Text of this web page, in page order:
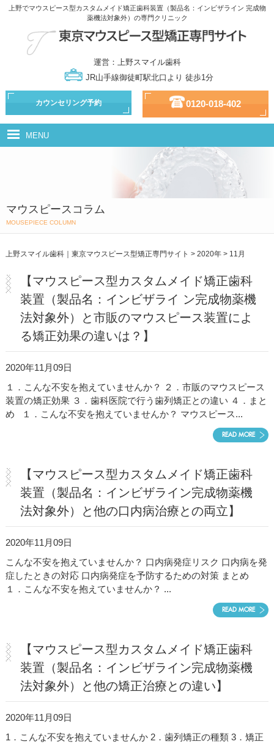
上野でマウスピース型カスタムメイド矯正歯科装置（製品名：インビザライン 完成物
薬機法対象外）の専門クリニック
運営：上野スマイル歯科
JR山手線御徒町駅北口より 徒歩1分
カウンセリング予約 0120-018-402
MENU
マウスピース型カスタムメイド矯正歯科装置（製品名：インビザライン
完成物薬機法対象外）とは
治療の流れ
医院紹介・アクセス
マウスピースコラム
MOUSEPIECE COLUMN
上野スマイル歯科｜東京マウスピース型矯正専門サイト > 2020年> 11月
【マウスピース型カスタムメイド矯正歯科
装置（製品名：インビザライ ン完成物薬機
法対象外）と市販のマウスピース装置によ
る矯正効果の違いは？】
2020年11月09日
１．こんな不安を抱えていませんか？ ２．市販のマウスピース
装置の矯正効果 ３．歯科医院で行う歯列矯正との違い ４．まと
め １．こんな不安を抱えていませんか？ マウスピース...
READ MORE
【マウスピース型カスタムメイド矯正歯科
装置（製品名：インビザライン完成物薬機
法対象外）と他の口内病治療との両立】
2020年11月09日
こんな不安を抱えていませんか？ 口内病発症リスク 口内病を発
症したときの対応 口内病発症を予防するための対策 まとめ
１．こんな不安を抱えていませんか？ ...
READ MORE
【マウスピース型カスタムメイド矯正歯科
装置（製品名：インビザライン完成物薬機
法対象外）と他の矯正治療との違い】
2020年11月09日
1．こんな不安を抱えていませんか 2．歯列矯正の種類 3．矯正